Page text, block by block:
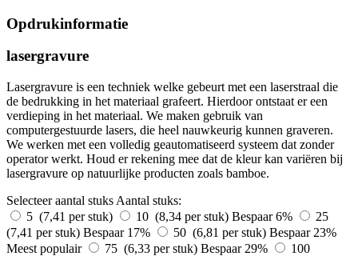
Opdrukinformatie
lasergravure
Lasergravure is een techniek welke gebeurt met een laserstraal die
de bedrukking in het materiaal grafeert. Hierdoor ontstaat er een
verdieping in het materiaal. We maken gebruik van
computergestuurde lasers, die heel nauwkeurig kunnen graveren.
We werken met een volledig geautomatiseerd systeem dat zonder
operator werkt. Houd er rekening mee dat de kleur kan variëren bij
lasergravure op natuurlijke producten zoals bamboe.
Selecteer aantal stuks Aantal stuks:
5 (7,41 per stuk)
10 (8,34 per stuk) Bespaar 6%
25
(7,41 per stuk) Bespaar 17% 50 (6,81 per stuk) Bespaar 23%
Meest populair
75 (6,33 per stuk) Bespaar 29%
100